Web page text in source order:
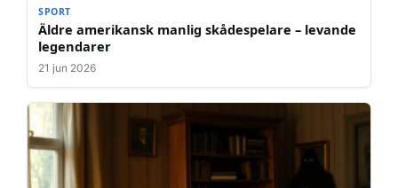
SPORT
Äldre amerikansk manlig skådespelare – levande
legendarer
21 jun 2026